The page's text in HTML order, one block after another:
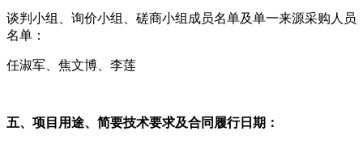
谈判小组、询价小组、磋商小组成员名单及单一来源采购人员
名单：
任淑军、焦文博、李莲
五、项目用途、简要技术要求及合同履行日期：